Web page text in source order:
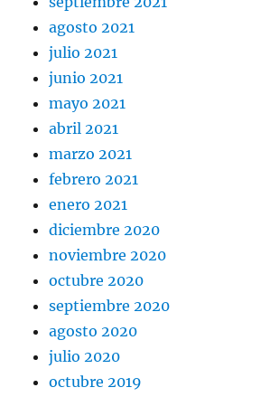
agosto 2021
julio 2021
junio 2021
mayo 2021
abril 2021
marzo 2021
febrero 2021
enero 2021
diciembre 2020
noviembre 2020
octubre 2020
septiembre 2020
agosto 2020
julio 2020
octubre 2019